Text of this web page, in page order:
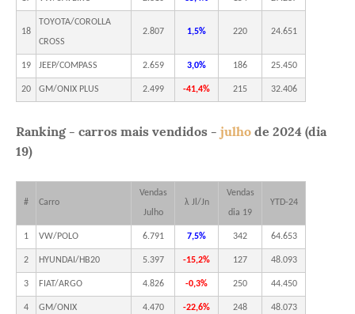
18
TOYOTA/COROLLA
CROSS
2.807 1,5% 220 24.651
19 JEEP/COMPASS 2.659 3,0% 186 25.450
20 GM/ONIX PLUS 2.499 -41,4% 215 32.406
Ranking - carros mais vendidos - julho de 2024 (dia
19)
# Carro
Vendas
Julho
λ Jl/Jn
Vendas
dia 19
YTD-24
1 VW/POLO 6.791 7,5% 342 64.653
2 HYUNDAI/HB20 5.397 -15,2% 127 48.093
3 FIAT/ARGO 4.826 -0,3% 250 44.450
4 GM/ONIX 4.470 -22,6% 248 48.073